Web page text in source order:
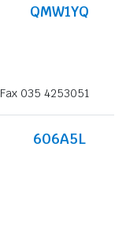
QMW1YQ
Fax 035 4253051
606A5L